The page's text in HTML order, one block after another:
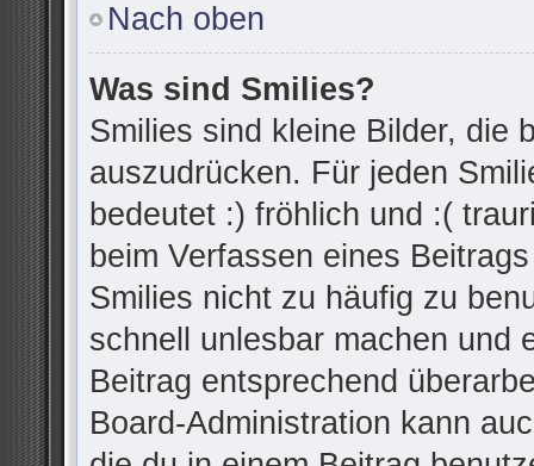
Nach oben
Was sind Smilies?
Smilies sind kleine Bilder, die
auszudrücken. Für jeden
bedeutet :) fröhlich und :(
beim Verfassen eines
Smilies nicht zu häufig zu
schnell unlesbar machen und
Beitrag entsprechend
Board-Administration kann